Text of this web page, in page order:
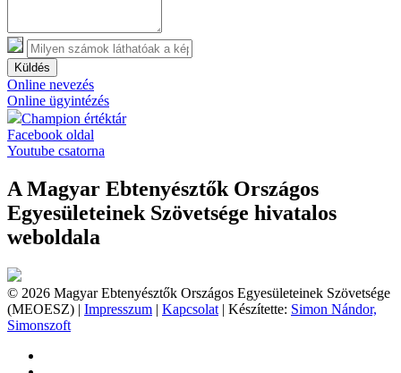
Küldés
Online nevezés
Online ügyintézés
Champion értéktár
Facebook oldal
Youtube csatorna
A Magyar Ebtenyésztők Országos
Egyesületeinek Szövetsége hivatalos
weboldala
© 2026 Magyar Ebtenyésztők Országos Egyesületeinek Szövetsége
(MEOESZ) | Impresszum | Kapcsolat | Készítette: Simon Nándor,
Simonszoft